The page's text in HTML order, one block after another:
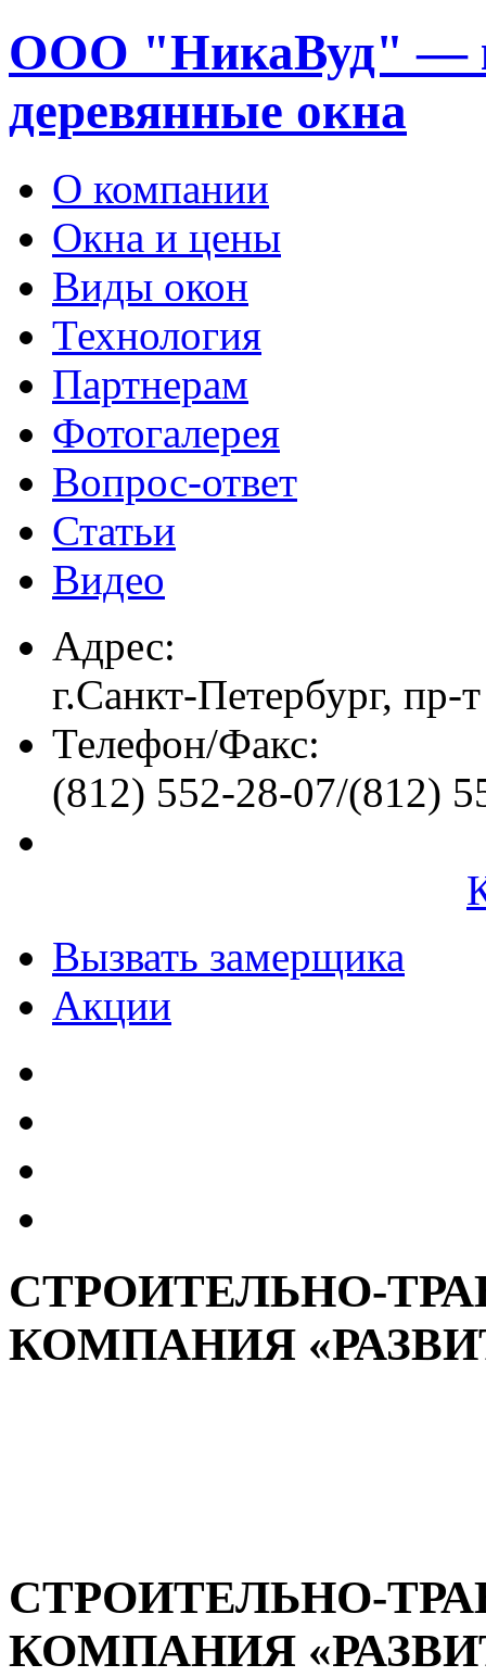
ООО "НикаВуд" —
деревянные окна
О компании
Окна и цены
Виды окон
Технология
Партнерам
Фотогалерея
Вопрос-ответ
Статьи
Видео
Адрес:
г.Санкт-Петербург, пр-
Телефон/Факс:
(812) 552-28-07/(812)
Вызвать замерщика
Акции
СТРОИТЕЛЬНО-
КОМПАНИЯ
СТРОИТЕЛЬНО-
КОМПАНИЯ